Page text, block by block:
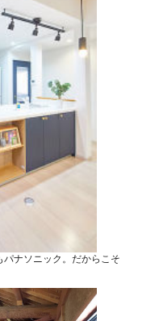
ナソニック。だからこそ